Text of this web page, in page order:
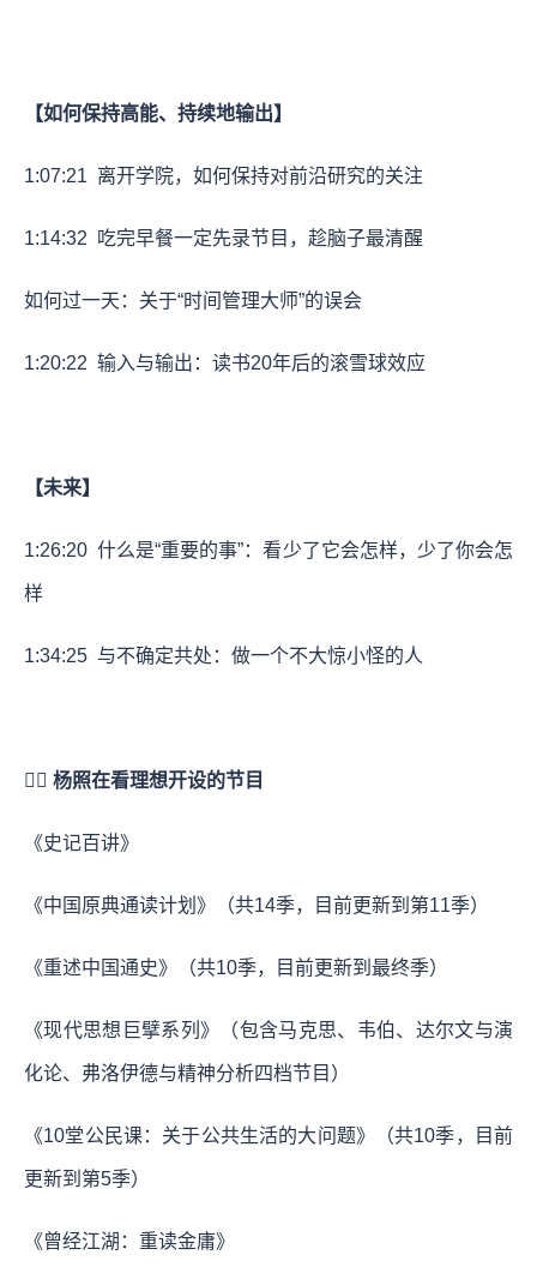
【如何保持高能、持续地输出】
1:07:21 离开学院，如何保持对前沿研究的关注
1:14:32 吃完早餐一定先录节目，趁脑子最清醒
如何过一天：关于“时间管理大师”的误会
1:20:22 输入与输出：读书20年后的滚雪球效应
【未来】
1:26:20 什么是“重要的事”：看少了它会怎样，少了你会怎
样
1:34:25 与不确定共处：做一个不大惊小怪的人
✍🏻 杨照在看理想开设的节目
《史记百讲》
《中国原典通读计划》（共14季，目前更新到第11季）
《重述中国通史》（共10季，目前更新到最终季）
《现代思想巨擘系列》（包含马克思、韦伯、达尔文与演
化论、弗洛伊德与精神分析四档节目）
《10堂公民课：关于公共生活的大问题》（共10季，目前
更新到第5季）
《曾经江湖：重读金庸》